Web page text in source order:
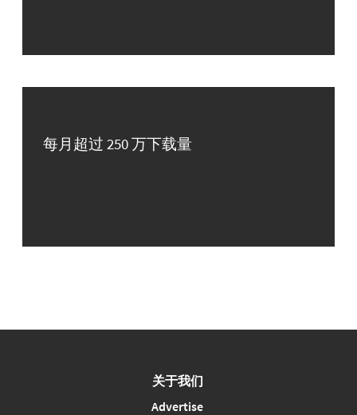
每月超过 250 万下载量
关于我们
Advertise